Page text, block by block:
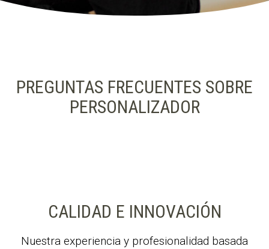
PREGUNTAS FRECUENTES SOBRE
PERSONALIZADOR
CALIDAD E INNOVACIÓN
Nuestra experiencia y profesionalidad basada